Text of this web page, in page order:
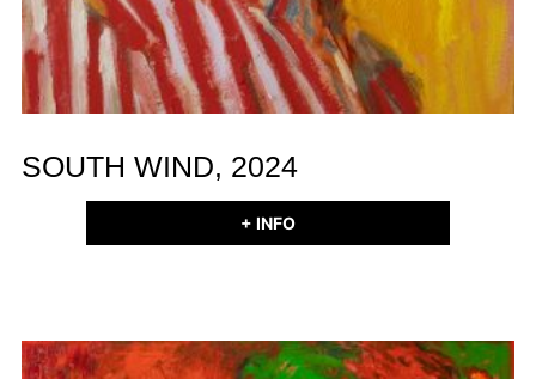
SOUTH WIND, 2024
+ INFO